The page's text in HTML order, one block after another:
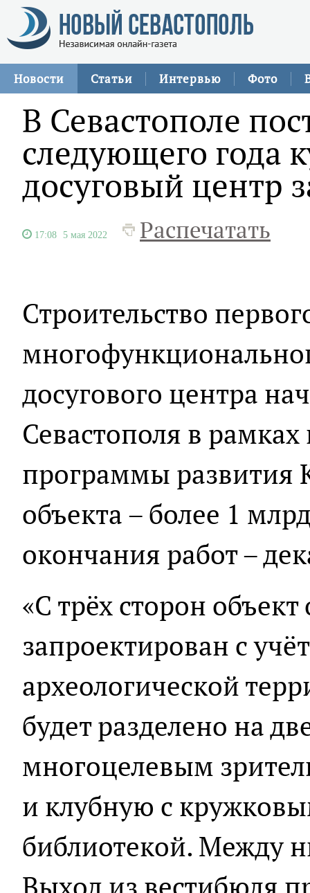
Новости Статьи Интервью Фото
В Севастополе
следующего года
досуговый центр
17:08 5 мая 2022 Распечатать
Строительство
досугового центра
Севастополя в рамках
программы развития
объекта – более 1
окончания работ –
«С трёх сторон
запроектирован с
археологической
будет разделено на
многоцелевым
и клубную с
библиотекой. Между